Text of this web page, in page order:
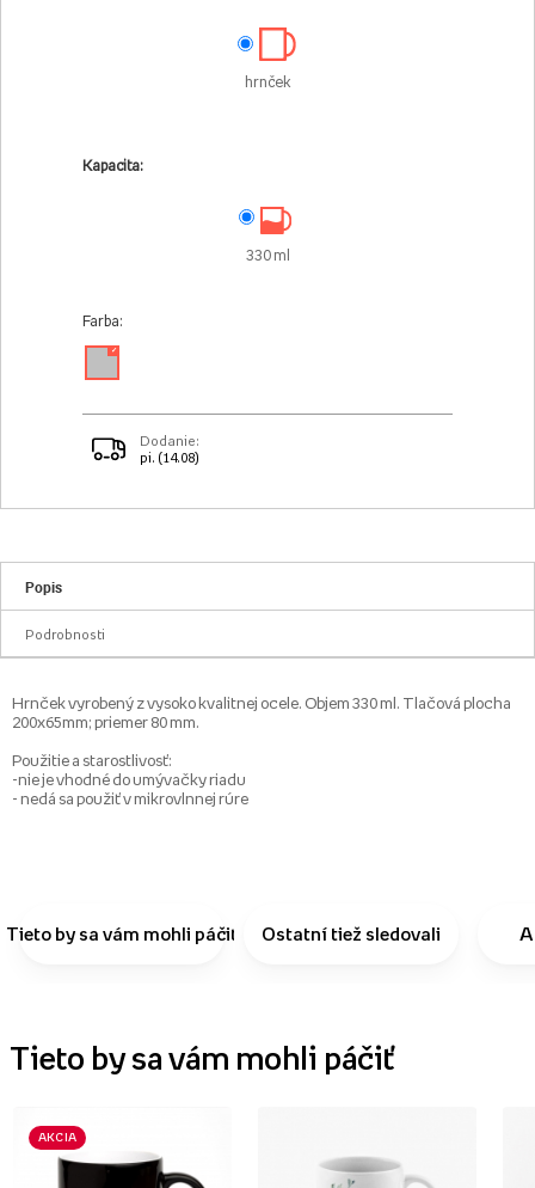
hrnček
Kapacita:
330 ml
Farba:
✓
Dodanie:
pi. (14.08)
Popis
Podrobnosti
Hrnček vyrobený z vysoko kvalitnej ocele. Objem 330 ml. Tlačová plocha
200x65mm; priemer 80 mm.
Použitie a starostlivosť:
-nie je vhodné do umývačky riadu
- nedá sa použiť v mikrovlnnej rúre
Tieto by sa vám mohli páčiť Ostatní tiež sledovali
Tieto by sa vám mohli páčiť
AKCIA